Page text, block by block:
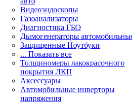
Видеоэндоскопы
Газоанализаторы
Диагностика ГБО
Дымогенераторы
Защищенные Ноутбуки
... Показать все
Толщиномеры лакокрасочного
покрытия ЛКП
Аксессуары
Автомобильные инверторы
напряжения